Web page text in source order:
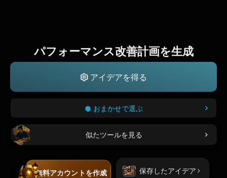
パフォーマンス改善計画を生成
アイデアを得る
おまかせで選ぶ
似たツールを見る
無料アカウントを作成 保存したアイデア